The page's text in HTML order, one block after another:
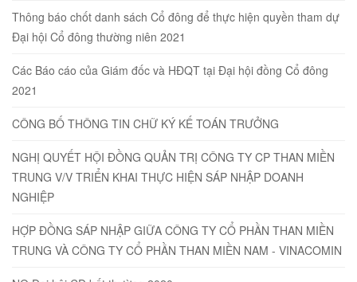
Thông báo chốt danh sách Cổ đông để thực hiện quyền tham dự
Đại hội Cổ đông thường niên 2021
Các Báo cáo của Giám đốc và HĐQT tại Đại hội đồng Cổ đông
2021
CÔNG BỐ THÔNG TIN CHỮ KÝ KẾ TOÁN TRƯỞNG
NGHỊ QUYẾT HỘI ĐỒNG QUẢN TRỊ CÔNG TY CP THAN MIỀN
TRUNG V/V TRIỂN KHAI THỰC HIỆN SÁP NHẬP DOANH
NGHIỆP
HỢP ĐỒNG SÁP NHẬP GIỮA CÔNG TY CỔ PHẦN THAN MIỀN
TRUNG VÀ CÔNG TY CỔ PHẦN THAN MIỀN NAM - VINACOMIN